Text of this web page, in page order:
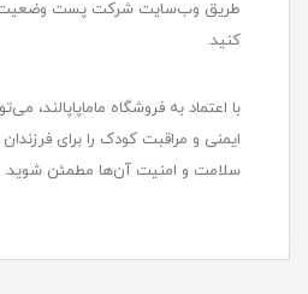
طریق وب‌سایت شرکت پست وضعیت
کنید.
با اعتماد به فروشگاه ماماپاپالند،
ایمنی و مراقبت کودک را برای
سلامت و امنیت آن‌ها مطمئن شوید.